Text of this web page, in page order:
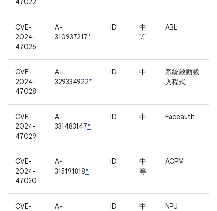
47022
CVE-
2024-
47026
A-
310937217*
ID
中
等
ABL
CVE-
2024-
47028
A-
329334922*
ID 中
系統啟動載
入程式
CVE-
2024-
47029
A-
331483147*
ID 中 Faceauth
CVE-
2024-
47030
A-
315191818*
ID
中
等
ACPM
CVE-
A-
ID
中
NPU